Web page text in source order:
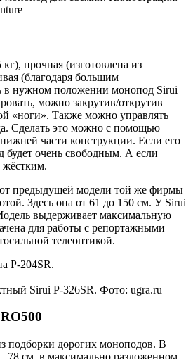
прочная (изготовлена из
(благодаря большим
в нужном положении монопод Sirui
можно закрутив/открутив
«ноги». Также можно управлять
Сделать это можно с помощью
части конструкции. Если его
будет очень свободным. А если
жёстким.
от предыдущей модели той же фирмы
Здесь она от 61 до 150 см. У Sirui
выдерживает максимальную
для работы с репортажными
телеоптикой.
P-204SR.
Sirui P-326SR. Фото: ugra.ru
подборки дорогих моноподов. В